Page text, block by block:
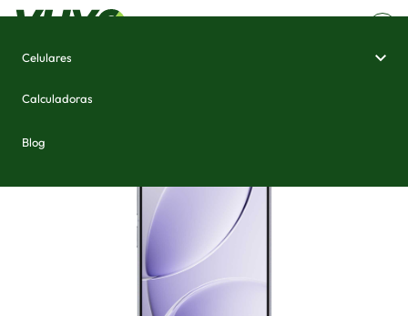
Celulares
Calculadoras
Blog